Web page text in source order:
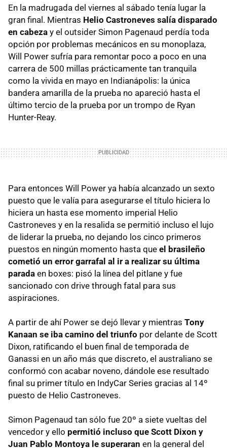
En la madrugada del viernes al sábado tenía lugar la
gran final. Mientras Helio Castroneves salía disparado
en cabeza y el outsider Simon Pagenaud perdía toda
opción por problemas mecánicos en su monoplaza,
Will Power sufría para remontar poco a poco en una
carrera de 500 millas prácticamente tan tranquila
como la vivida en mayo en Indianápolis: la única
bandera amarilla de la prueba no apareció hasta el
último tercio de la prueba por un trompo de Ryan
Hunter-Reay.
Para entonces Will Power ya había alcanzado un sexto
puesto que le valía para asegurarse el título hiciera lo
hiciera un hasta ese momento imperial Helio
Castroneves y en la resalida se permitió incluso el lujo
de liderar la prueba, no dejando los cinco primeros
puestos en ningún momento hasta que el brasileño
cometió un error garrafal al ir a realizar su última
parada en boxes: pisó la línea del pitlane y fue
sancionado con drive through fatal para sus
aspiraciones.
A partir de ahí Power se dejó llevar y mientras Tony
Kanaan se iba camino del triunfo por delante de Scott
Dixon, ratificando el buen final de temporada de
Ganassi en un año más que discreto, el australiano se
conformó con acabar noveno, dándole ese resultado
final su primer título en IndyCar Series gracias al 14º
puesto de Helio Castroneves.
Simon Pagenaud tan sólo fue 20º a siete vueltas del
vencedor y ello permitió incluso que Scott Dixon y
Juan Pablo Montoya le superaran en la general del